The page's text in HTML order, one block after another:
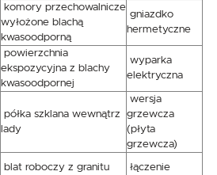
komory przechowalnicze
wyłożone blachą
kwasoodporną
gniazdko
hermetyczne
powierzchnia
ekspozycyjna z blachy
kwasoodpornej
wyparka
elektryczna
półka szklana wewnątrz
lady
wersja
grzewcza
(płyta
grzewcza)
blat roboczy z granitu
łączenie